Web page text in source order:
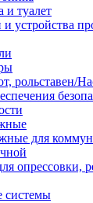
и туалет
и устройства
рольставен/
для
опрессовки,
системы